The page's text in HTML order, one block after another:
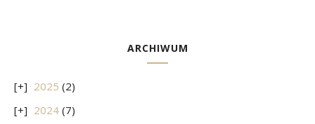
ARCHIWUM
2025 (2)
2024 (7)